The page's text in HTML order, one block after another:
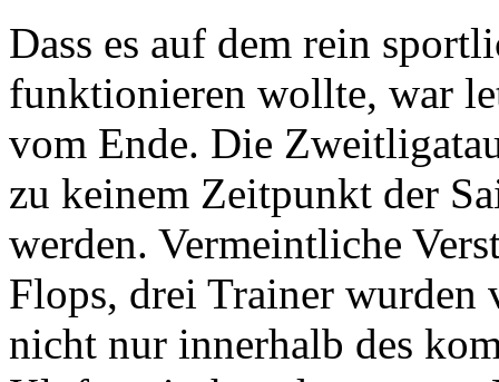
Dass es auf dem rein
funktionieren wollte, war
vom Ende. Die
zu keinem Zeitpunkt der
werden. Vermeintliche
Flops, drei Trainer wurden
nicht nur innerhalb des